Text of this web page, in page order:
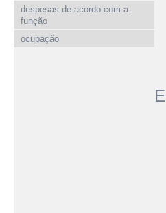
despesas de acordo com a
função
ocupação